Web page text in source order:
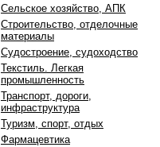
Сельское хозяйство, АПК
Строительство, отделочные
материалы
Судостроение, судоходство
Текстиль. Легкая
промышленность
Транспорт, дороги,
инфраструктура
Туризм, спорт, отдых
Фармацевтика